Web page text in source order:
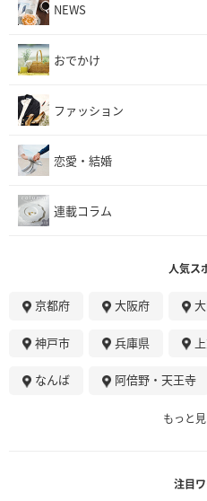
NEWS
おでかけ
ファッション
恋愛・結婚
連載コラム
人気ス
京都府 大阪府
神戸市 兵庫県
なんば 阿倍野・天王寺
もっと
注目